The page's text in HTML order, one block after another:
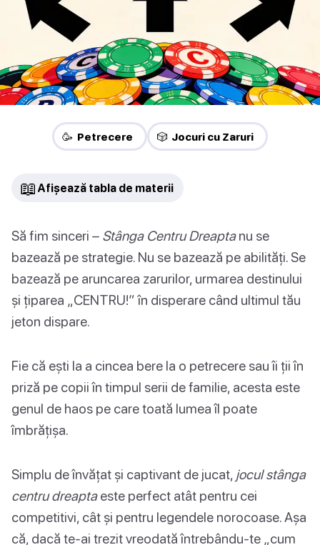
🥳 Petrecere 🎲 Jocuri cu Zaruri
📖 Afișează tabla de materii
Să fim sinceri – Stânga Centru Dreaptanu se
bazează pe strategie. Nu se bazează pe abilități. Se
bazează pe aruncarea zarurilor, urmarea destinului
și țiparea „CENTRU!” în disperare când ultimul tău
jeton dispare.
Fie că ești la a cincea bere la o petrecere sau îi ții în
priză pe copii în timpul serii de familie, acesta este
genul de haos pe care toată lumea îl poate
îmbrățișa.
Simplu de învățat și captivant de jucat, jocul stânga
centru dreaptaeste perfect atât pentru cei
competitivi, cât și pentru legendele norocoase. Așa
că, dacă te-ai trezit vreodată întrebându-te „cum